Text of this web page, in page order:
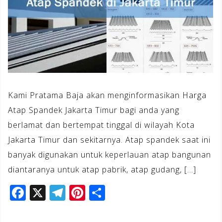
Kami Pratama Baja akan menginformasikan Harga
Atap Spandek Jakarta Timur bagi anda yang
berlamat dan bertempat tinggal di wilayah Kota
Jakarta Timur dan sekitarnya. Atap spandek saat ini
banyak digunakan untuk keperlauan atap bangunan
diantaranya untuk atap pabrik, atap gudang, […]
F X T Pi